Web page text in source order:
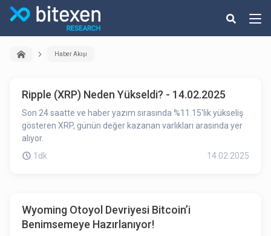
Haber Akışı
Ripple (XRP) Neden Yükseldi? - 14.02.2025
Son 24 saatte ve haber yazım sırasında %11.15'lik yükseliş
gösteren XRP, günün değer kazanan varlıkları arasında yer
alıyor.
1dk
14.02.2025
Wyoming Otoyol Devriyesi Bitcoin’i
Benimsemeye Hazırlanıyor!